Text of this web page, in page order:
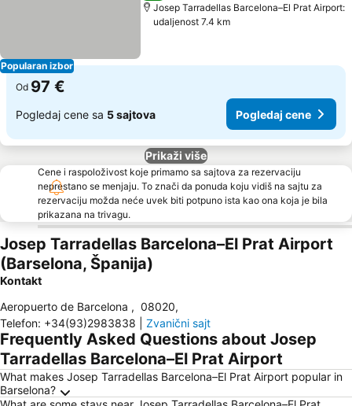
Popularan izbor
Josep Tarradellas Barcelona–El Prat Airport:
udaljenost 7.4 km
Od 97 €
Pogledaj cene sa 5 sajtova Pogledaj cene
Prikaži više
Cene i raspoloživost koje primamo sa sajtova za rezervaciju
neprestano se menjaju. To znači da ponuda koju vidiš na sajtu za
rezervaciju možda neće uvek biti potpuno ista kao ona koja je bila
prikazana na trivagu.
Josep Tarradellas Barcelona–El Prat Airport
(Barselona, Španija)
Kontakt
Aeropuerto de Barcelona , 08020,
Telefon: +34(93)2983838 Zvanični sajt
Frequently Asked Questions about Josep
Tarradellas Barcelona–El Prat Airport
What makes Josep Tarradellas Barcelona–El Prat Airport popular in
Barselona?